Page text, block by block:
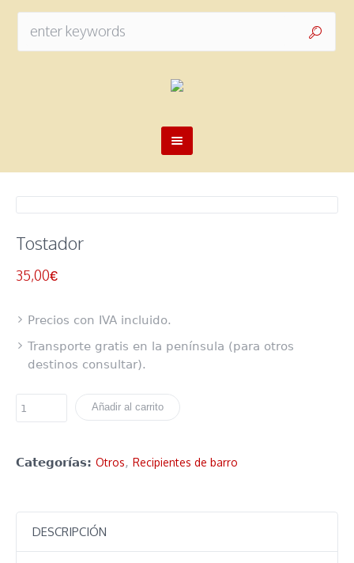
Tostador
35,00€
Precios con IVA incluido.
Transporte gratis en la península (para otros
destinos consultar).
Añadir al carrito
Categorías: Otros, Recipientes de barro
DESCRIPCIÓN